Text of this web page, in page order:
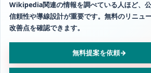
Wikipedia関連の情報を調べている人ほど、
信頼性や導線設計が重要です。無料のリニュ
改善点を確認できます。
無料提案を依頼→